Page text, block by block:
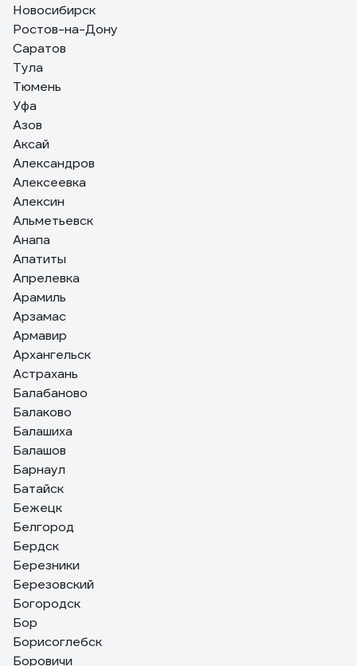
Новосибирск
Ростов-на-Дону
Саратов
Тула
Тюмень
Уфа
Азов
Аксай
Александров
Алексеевка
Алексин
Альметьевск
Анапа
Апатиты
Апрелевка
Арамиль
Арзамас
Армавир
Архангельск
Астрахань
Балабаново
Балаково
Балашиха
Балашов
Барнаул
Батайск
Бежецк
Белгород
Бердск
Березники
Березовский
Богородск
Бор
Борисоглебск
Боровичи